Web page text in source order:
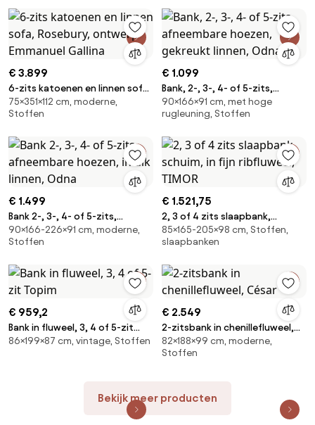
€ 3.899
6-zits katoenen en linnen sofa,
Rosebury, ontwerp Emmanuel
Gallina
75×351×112 cm, moderne,
Stoffen
€ 1.099
Bank, 2-, 3-, 4- of 5-zits,
afneembare hoezen, gekreukt
linnen, Odna
90×166×91 cm, met hoge
rugleuning, Stoffen
€ 1.499
Bank 2-, 3-, 4- of 5-zits,
afneembare hoezen, in dik
linnen, Odna
90×166-226×91 cm, moderne,
Stoffen
€ 1.521,75
2, 3 of 4 zits slaapbank,
schuim, in fijn ribfluweel, TIMOR
85×165-205×98 cm, Stoffen,
slaapbanken
€ 959,2
Bank in fluweel, 3, 4 of 5-zit
Topim
86×199×87 cm, vintage, Stoffen
€ 2.549
2-zitsbank in chenillefluweel,
César
82×188×99 cm, moderne,
Stoffen
Bekijk meer producten